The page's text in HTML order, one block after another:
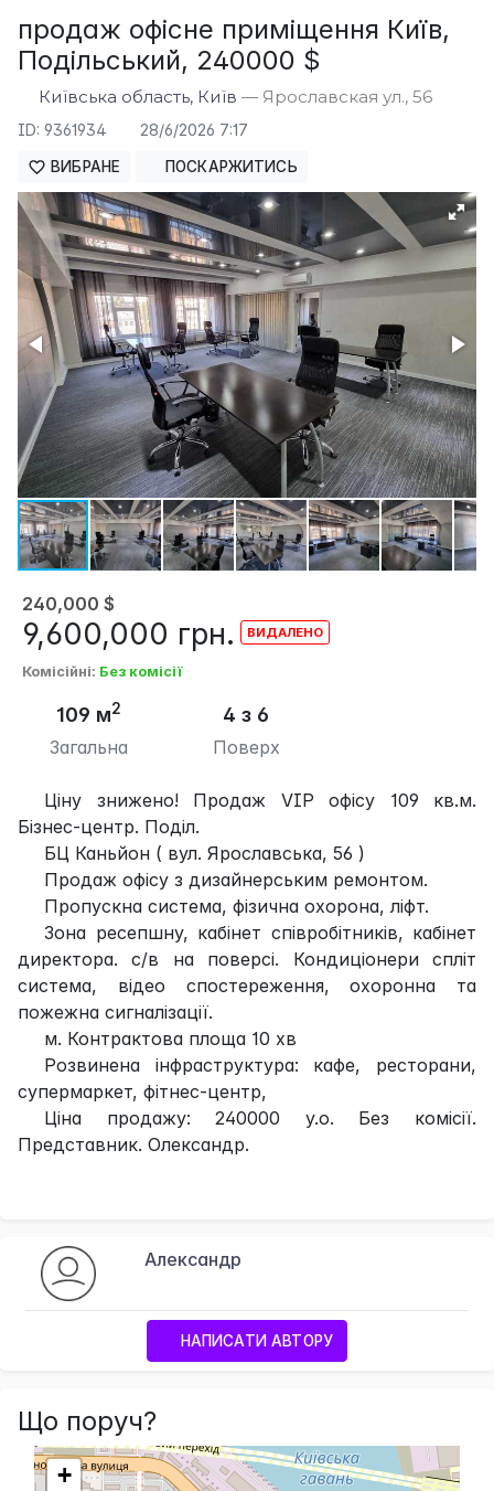
продаж офісне приміщення Київ,
Подільський, 240000 $
Київська область, Київ — Ярославская ул., 56
ID: 9361934 28/6/2026 7:17
ВИБРАНЕ ПОСКАРЖИТИСЬ
240,000 $
9,600,000 грн.
Комісійні: Без комісії
109 м2
Загальна
4 з 6
Поверх
Ціну знижено! Продаж VIP офісу 109 кв.м.
Бізнес-центр. Поділ.
БЦ Каньйон ( вул. Ярославська, 56 )
Продаж офісу з дизайнерським ремонтом.
Пропускна система, фізична охорона, ліфт.
Зона ресепшну, кабінет співробітників, кабінет
директора. с/в на поверсі. Кондиціонери спліт
система, відео спостереження, охоронна та
пожежна сигналізації.
м. Контрактова площа 10 хв
Розвинена інфраструктура: кафе, ресторани,
супермаркет, фітнес-центр,
Ціна продажу: 240000 у.о. Без комісії.
Представник. Олександр.
Александр
НАПИСАТИ АВТОРУ
Що поруч?
+
×